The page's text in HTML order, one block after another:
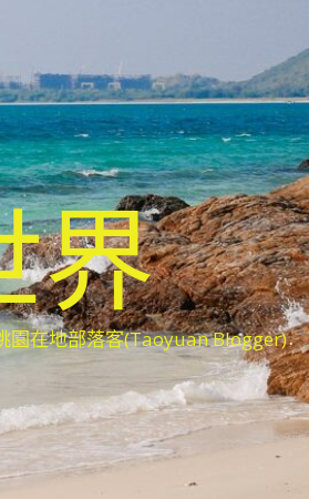
界
園在地部落客(Taoyuan Blogger)